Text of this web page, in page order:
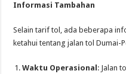
Informasi Tambahan
Selain tarif tol, ada beberapa
ketahui tentang jalan tol Dumai-
Waktu Operasional : Jalan